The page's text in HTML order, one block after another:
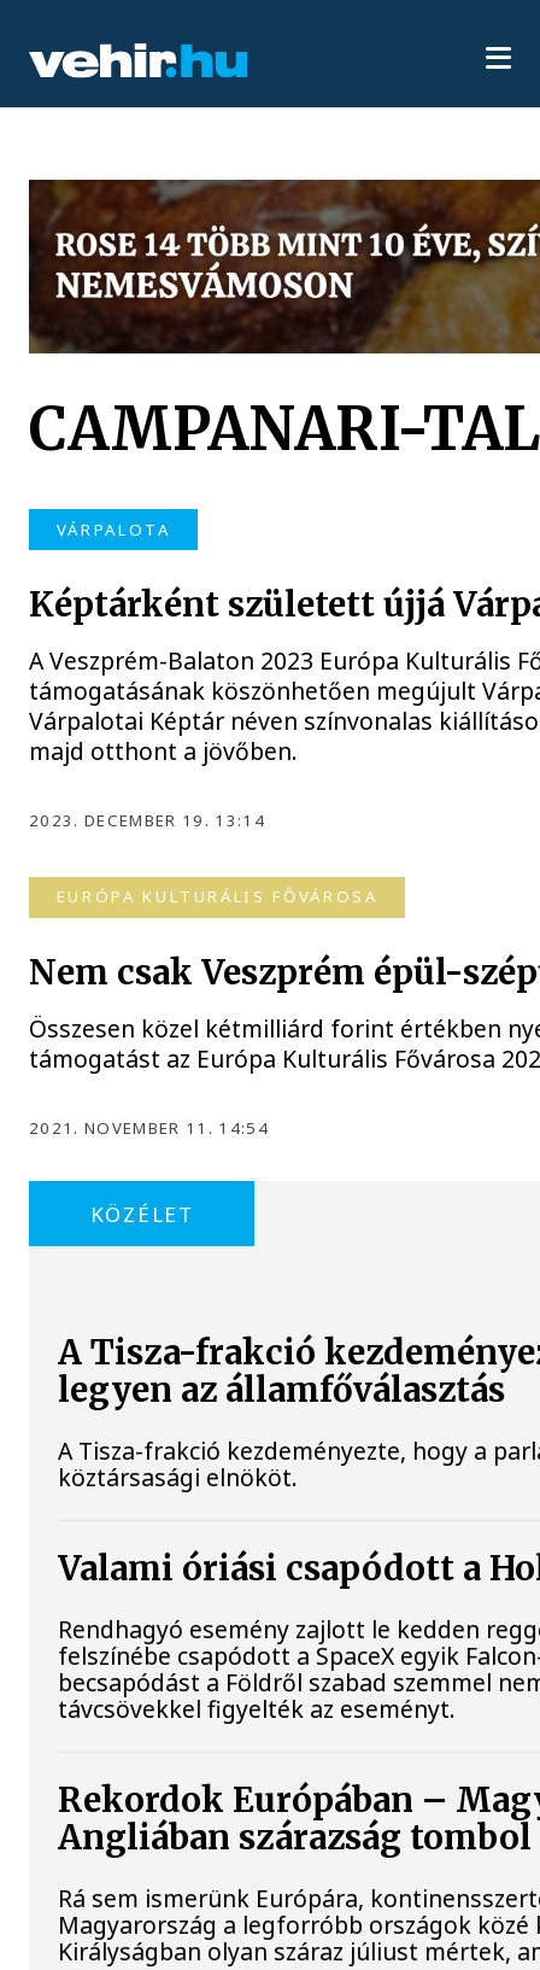
CAMPANARI-
VÁRPALOTA
Képtárként született újjá
A Veszprém-Balaton 2023 Európa Kulturális
támogatásának köszönhetően megújult
Várpalotai Képtár néven színvonalas
majd otthont a jövőben.
2023. DECEMBER 19. 13:14
EURÓPA KULTURÁLIS FŐVÁROSA
Nem csak Veszprém épül-
Összesen közel kétmilliárd forint értékben
támogatást az Európa Kulturális Fővárosa
2021. NOVEMBER 11. 14:54
KÖZÉLET
A Tisza-frakció
legyen az államfőválasztás
A Tisza-frakció kezdeményezte, hogy a
köztársasági elnököt.
Valami óriási csapódott a
Rendhagyó esemény zajlott le kedden
felszínébe csapódott a SpaceX egyik
becsapódást a Földről szabad szemmel
távcsövekkel figyelték az eseményt.
Rekordok Európában –
Angliában szárazság tombol
Rá sem ismerünk Európára,
Magyarország a legforróbb országok
Királyságban olyan száraz júliust mértek,